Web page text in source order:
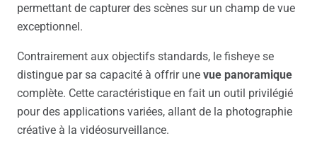
permettant de capturer des scènes sur un champ de vue
exceptionnel.
Contrairement aux objectifs standards, le fisheye se
distingue par sa capacité à offrir une vue panoramique
complète. Cette caractéristique en fait un outil privilégié
pour des applications variées, allant de la photographie
créative à la vidéosurveillance.